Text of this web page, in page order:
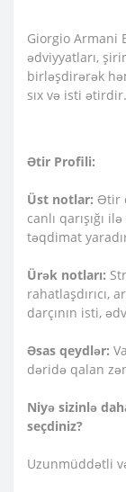
Giorgio Armani
ədviyyatları,
birləşdirərək
sıx və isti ətirdir.
Ətir Profili:
Üst notlar: Ətir
canlı qarışığı
təqdimat
Ürək notları:
rahatlaşdırıcı,
darçının isti,
Əsas qeydlər:
dəridə qalan
Niyə sizinlə
seçdiniz?
Uzunmüddətli